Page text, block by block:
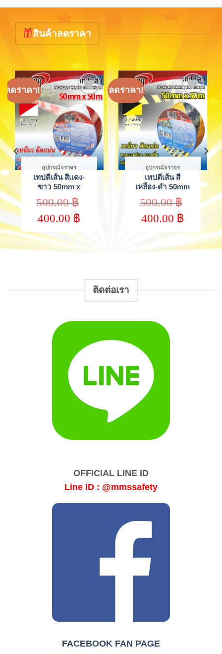
สินค้าลดราคา
ลดราคา!
Add to
wishlist
อุปกรณ์จราจร
เทปยูโรกั้นเขต
เหลือง-ดำ
3”x500M
YAMADA
420.00฿
Original
price
420.00 ฿.
336.00 ฿
price
is:
336.00 ฿.
ลดราคา!
Add to
wishlist
อุปกรณ์จราจร
เทปยูโรกั้นเขต
เหลือง-ดำ
3″x200M
YAMADA
170.00฿
Original
price
136.00 ฿
136.00 ฿.
ติดต่อเรา
OFFICIAL LINE ID
Line ID : @mmssafety
FACEBOOK FAN PAGE